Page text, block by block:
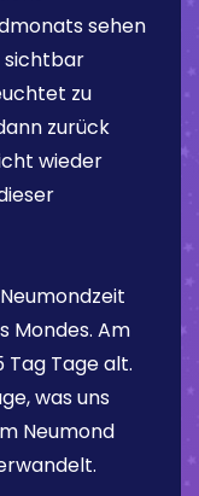
sehen
sichtbar
zu
zurück
wieder
Mondes. Am
Tag Tage alt.
was uns
Neumond